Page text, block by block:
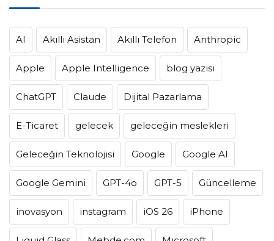
AI Akıllı Asistan Akıllı Telefon Anthropic
Apple Apple Intelligence blog yazısı
ChatGPT Claude Dijital Pazarlama
E-Ticaret gelecek geleceğin meslekleri
Geleceğin Teknolojisi Google Google AI
Google Gemini GPT-4o GPT-5 Güncelleme
inovasyon instagram iOS 26 iPhone